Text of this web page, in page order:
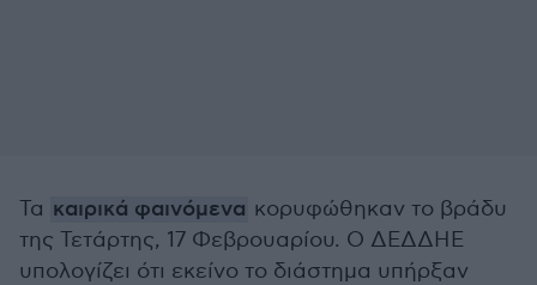
Τα καιρικά φαινόμενα κορυφώθηκαν το βράδυ
της Τετάρτης, 17 Φεβρουαρίου. Ο ΔΕΔΔΗΕ
υπολογίζει ότι εκείνο το διάστημα υπήρξαν